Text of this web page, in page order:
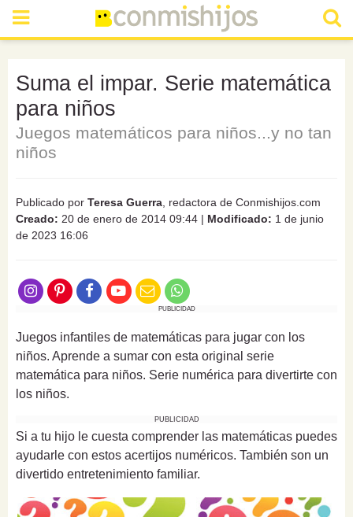
Suma el impar. Serie matemática
para niños
Juegos matemáticos para niños...y no tan
niños
Publicado por Teresa Guerra , redactora de Conmishijos.com
Creado: 20 de enero de 2014 09:44 | Modificado: 1 de junio
de 2023 16:06
PUBLICIDAD
Juegos infantiles de matemáticas para jugar con los
niños. Aprende a sumar con esta original serie
matemática para niños. Serie numérica para divertirte con
los niños.
PUBLICIDAD
Si a tu hijo le cuesta comprender las matemáticas puedes
ayudarle con estos acertijos numéricos. También son un
divertido entretenimiento familiar.